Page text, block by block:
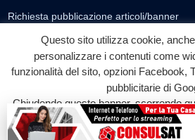
Richiesta pubblicazione articoli/banner
SEGUICI SUI SOCIAL
f
Facebook
◎
Questo sito utilizza cookie,
personalizzare i contenuti come
funzionalità del sito, opzioni Facebook,
pubblicitarie di
Chiudendo questo banner, scorrendo
su qualunque suo elemento